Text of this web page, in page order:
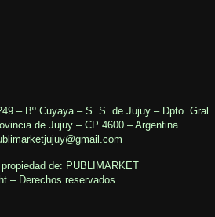
– Bº Cuyaya – S. S. de Jujuy – Dpto. Gral
de Jujuy – CP 4600 – Argentina
de: PUBLIMARKET
– Derechos reservados